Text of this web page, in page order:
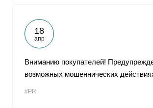
18
апр
Вниманию покупателей!
возможных мошеннических
#PR